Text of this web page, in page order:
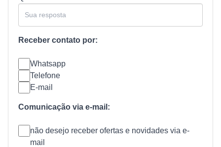
Receber contato por:
Whatsapp
Telefone
E-mail
Comunicação via e-mail:
não desejo receber ofertas e novidades via e-
mail